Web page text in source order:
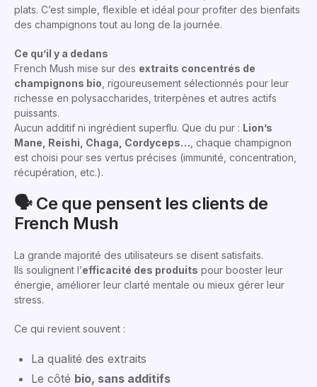
plats. C’est simple, flexible et idéal pour profiter des bienfaits
des champignons tout au long de la journée.
Ce qu’il y a dedans
French Mush mise sur des extraits concentrés de
champignons bio, rigoureusement sélectionnés pour leur
richesse en polysaccharides, triterpènes et autres actifs
puissants.
Aucun additif ni ingrédient superflu. Que du pur : Lion’s
Mane, Reishi, Chaga, Cordyceps…, chaque champignon
est choisi pour ses vertus précises (immunité, concentration,
récupération, etc.).
🗣️ Ce que pensent les clients de
French Mush
La grande majorité des utilisateurs se disent satisfaits.
Ils soulignent l’efficacité des produits pour booster leur
énergie, améliorer leur clarté mentale ou mieux gérer leur
stress.
Ce qui revient souvent :
La qualité des extraits
Le côté bio, sans additifs